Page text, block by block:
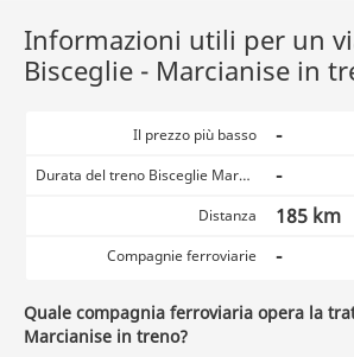
Informazioni utili per un
Bisceglie - Marcianise in
Il prezzo più basso -
Durata del treno Bisceglie Marcianise -
Distanza 185 km
Compagnie ferroviarie -
Quale compagnia ferroviaria opera la
Marcianise in treno?